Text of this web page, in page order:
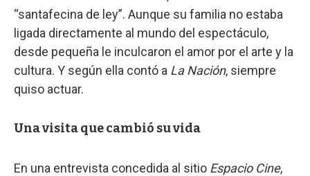
“santafecina de ley”. Aunque su familia no estaba
ligada directamente al mundo del espectáculo,
desde pequeña le inculcaron el amor por el arte y la
cultura. Y según ella contó a La Nación, siempre
quiso actuar.
Una visita que cambió su vida
En una entrevista concedida al sitio Espacio Cine,